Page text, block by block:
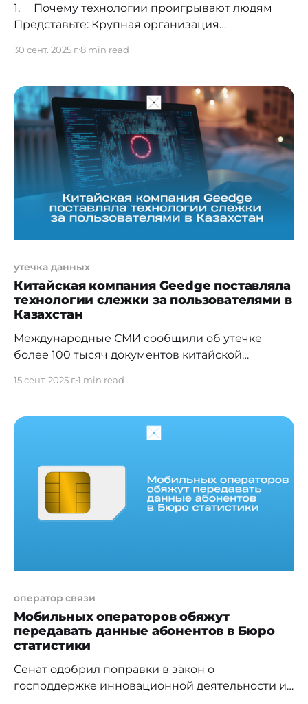
1. Почему технологии проигрывают людям
Представьте: Крупная организация
системы защиты. Развернула SIEM, EDR,
Месяцы работы, десятки специалистов, сотни
часов интеграции. И всё это рухнуло за 12
секунд — время, которое потребовалось
сотруднику, чтобы ввести пароль в
фишинговую форму. 20
30 сент. 2025 г.8 min read
утечка данных
Китайская компания Geedge поставляла
технологии слежки за пользователями в
Казахстан
Международные СМИ сообщили об утечке
более 100 тысяч документов китайской
Материалы показали, что компания продает
свои технологии интернет-цензуры и слежки
Казахстан. Что известно о Geedge Networks
Geedge Networks создана
15 сент. 2025 г.1 min read
оператор связи
Мобильных операторов обяжут
передавать данные абонентов в Бюро
статистики
Сенат одобрил поправки в закон о
господдержке инновационной деятельности и